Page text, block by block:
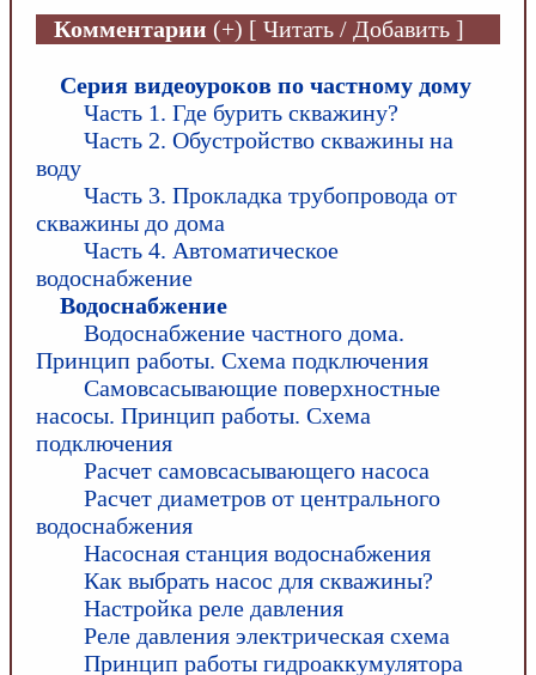
Комментарии (+) [ Читать / Добавить ]
Серия видеоуроков по частному дому
Часть 1. Где бурить скважину?
Часть 2. Обустройство скважины на
воду
Часть 3. Прокладка трубопровода от
скважины до дома
Часть 4. Автоматическое
водоснабжение
Водоснабжение
Водоснабжение частного дома.
Принцип работы. Схема подключения
Самовсасывающие поверхностные
насосы. Принцип работы. Схема
подключения
Расчет самовсасывающего насоса
Расчет диаметров от центрального
водоснабжения
Насосная станция водоснабжения
Как выбрать насос для скважины?
Настройка реле давления
Реле давления электрическая схема
Принцип работы гидроаккумулятора